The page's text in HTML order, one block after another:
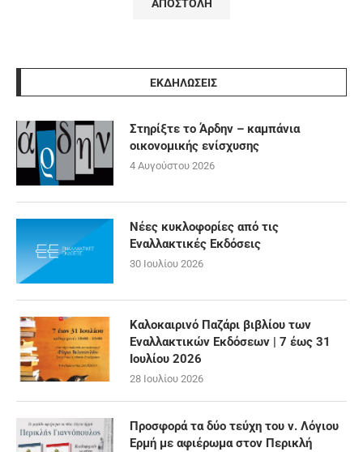
ΕΚΔΗΛΩΣΕΙΣ
Στηρίξτε το Άρδην – καμπάνια
οικονομικής ενίσχυσης
4 Αυγούστου 2026
Νέες κυκλοφορίες από τις
Εναλλακτικές Εκδόσεις
30 Ιουλίου 2026
Καλοκαιρινό Παζάρι βιβλίου των
Εναλλακτικών Εκδόσεων | 7 έως 31
Ιουλίου 2026
28 Ιουλίου 2026
Προσφορά τα δύο τεύχη του ν. Λόγιου
Ερμή με αφιέρωμα στον Περικλή